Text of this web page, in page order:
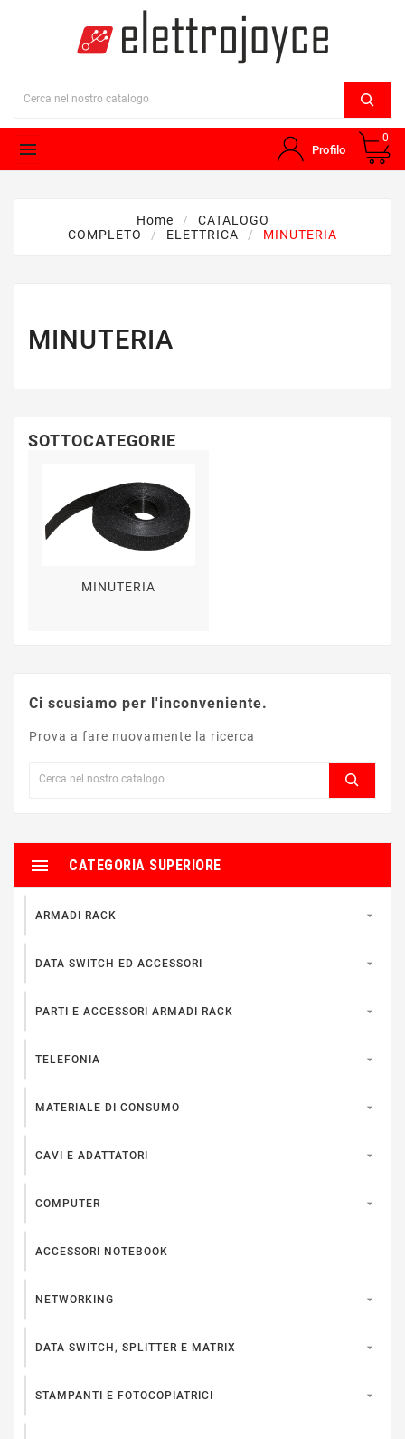
 Profilo
0
Home
CATALOGO
COMPLETO
ELETTRICA MINUTERIA
MINUTERIA
SOTTOCATEGORIE
MINUTERIA
Ci scusiamo per l'inconveniente.
Prova a fare nuovamente la ricerca
CATEGORIA SUPERIORE

ARMADI RACK 
DATA SWITCH ED ACCESSORI 
PARTI E ACCESSORI ARMADI RACK 
TELEFONIA 
MATERIALE DI CONSUMO 
CAVI E ADATTATORI 
COMPUTER 
ACCESSORI NOTEBOOK
NETWORKING 
DATA SWITCH, SPLITTER E MATRIX 
STAMPANTI E FOTOCOPIATRICI 